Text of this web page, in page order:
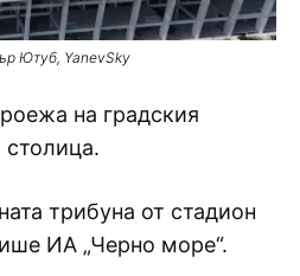
Ютуб, YanevSky
на градския
столица.
трибуна от стадион
ИА „Черно море“.